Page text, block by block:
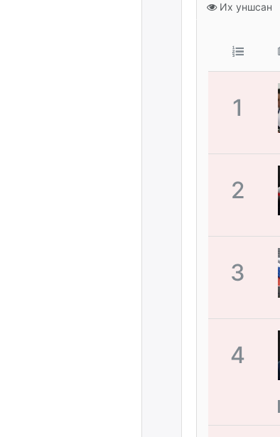
Их уншсан
1
2
3
4